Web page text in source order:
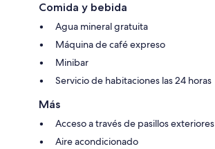
Comida y bebida
Agua mineral gratuita
Máquina de café expreso
Minibar
Servicio de habitaciones las 24 horas
Más
Acceso a través de pasillos exteriores
Aire acondicionado